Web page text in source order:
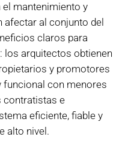
mantenimiento y
afectar al conjunto del
claros para
los arquitectos obtienen
y promotores
con menores
contratistas e
eficiente, fiable y
alto nivel.